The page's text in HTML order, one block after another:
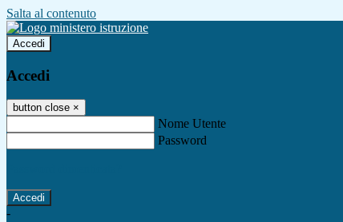
Salta al contenuto
Accedi
Accedi
button close ×
Nome Utente
Password
-